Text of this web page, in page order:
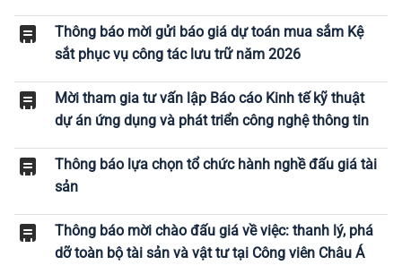
Thông báo mời gửi báo giá dự toán mua sắm Kệ
sắt phục vụ công tác lưu trữ năm 2026
Mời tham gia tư vấn lập Báo cáo Kinh tế kỹ thuật
dự án ứng dụng và phát triển công nghệ thông tin
Thông báo lựa chọn tổ chức hành nghề đấu giá tài
sản
Thông báo mời chào đấu giá về việc: thanh lý, phá
dỡ toàn bộ tài sản và vật tư tại Công viên Châu Á